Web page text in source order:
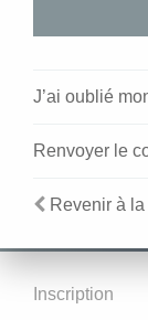
J’ai oublié
Renvoyer le
Revenir à
Inscription